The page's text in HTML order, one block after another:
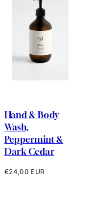
Hand & Body
Wash,
Peppermint &
Dark Cedar
Prix
€24,00 EUR